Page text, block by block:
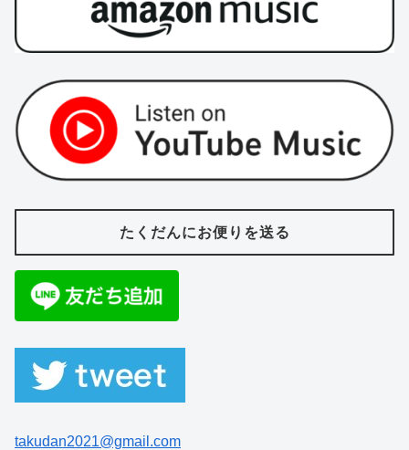
たくだんにお便りを送る
takudan2021@gmail.com